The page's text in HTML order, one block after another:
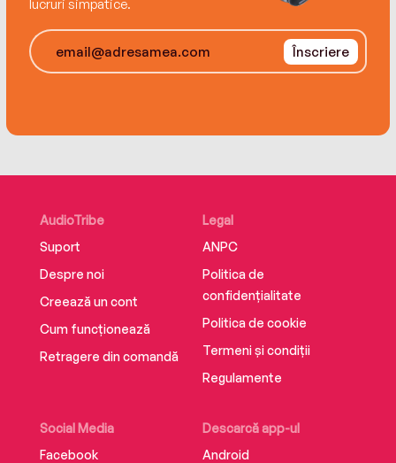
lucruri simpatice.
Înscriere
AudioTribe
Suport
Despre noi
Creează un cont
Cum funcționează
Retragere din comandă
Social Media
Facebook
Descarcă app-ul
Android
Legal
ANPC
Politica de
confidențialitate
Politica de cookie
Termeni și condiții
Regulamente